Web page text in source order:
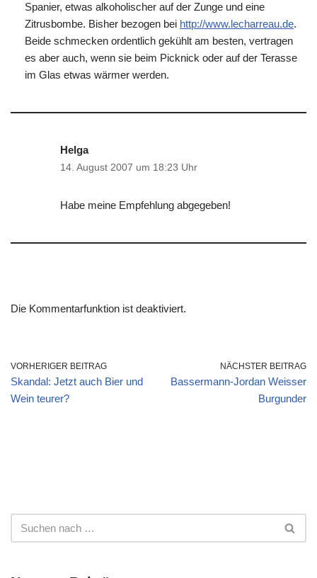
Spanier, etwas alkoholischer auf der Zunge und eine
Zitrusbombe. Bisher bezogen bei http://www.lecharreau.de.
Beide schmecken ordentlich gekühlt am besten, vertragen
es aber auch, wenn sie beim Picknick oder auf der Terasse
im Glas etwas wärmer werden.
Helga
14. August 2007 um 18:23 Uhr
Habe meine Empfehlung abgegeben!
Die Kommentarfunktion ist deaktiviert.
VORHERIGER BEITRAG
Skandal: Jetzt auch Bier und
Wein teurer?
NÄCHSTER BEITRAG
Bassermann-Jordan Weisser
Burgunder